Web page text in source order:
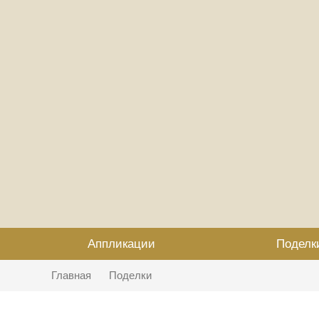
Аппликации
Главная Поделки